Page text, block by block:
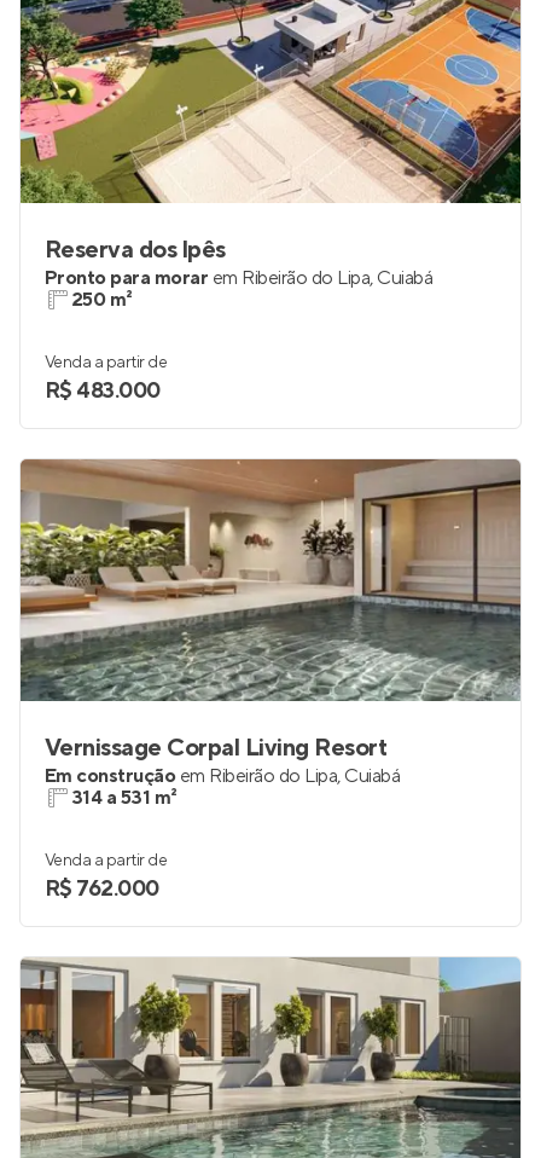
Reserva dos lpês
Pronto para morar em Ribeirão do Lipa, Cuiabá
250 m²
Venda a partir de
R$ 483.000
Vernissage Corpal Living Resort
Em construção em Ribeirão do Lipa, Cuiabá
314 a 531 m²
Venda a partir de
R$ 762.000